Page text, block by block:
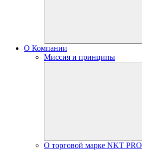
О Компании
Миссия и принципы
О торговой марке NKT PRO